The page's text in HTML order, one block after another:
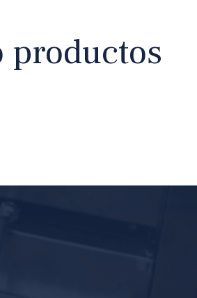
productos